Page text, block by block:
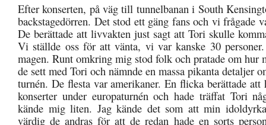
Efter konserten, på väg till tunnelbanan i South
backstagedörren. Det stod ett gäng fans och vi frågade
De berättade att livvakten just sagt att Tori skulle
Vi ställde oss för att vänta, vi var kanske 30
magen. Runt omkring mig stod folk och pratade om hur
de sett med Tori och nämnde en massa pikanta detaljer
turnén. De flesta var amerikaner. En flicka berättade
konserter under europaturnén och hade träffat Tori
kände mig liten. Jag kände det som att min
värdig de andras för att de redan hade en sorts